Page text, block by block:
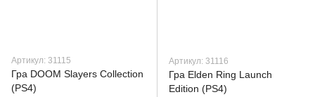
Артикул: 31115
Гра DOOM Slayers Collection
(PS4)
Артикул: 31116
Гра Elden Ring Launch
Edition (PS4)